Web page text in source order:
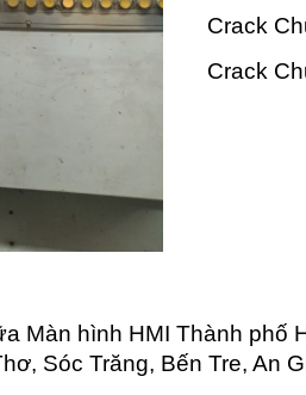
Crack
Crack
Màn hình HMI Thành
Sóc Trăng, Bến Tre, An